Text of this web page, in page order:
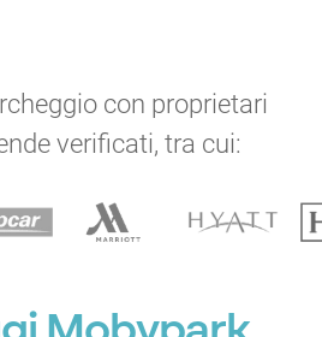
con proprietari
verificati, tra cui: